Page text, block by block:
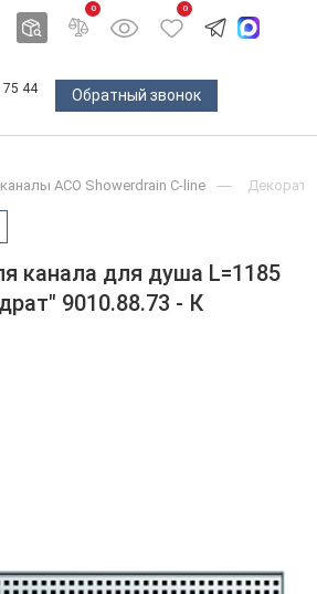
0 0
75 44
Обратный звонок
ACO Showerdrain С-line
канала для душа L=1185
9010.88.73 - К